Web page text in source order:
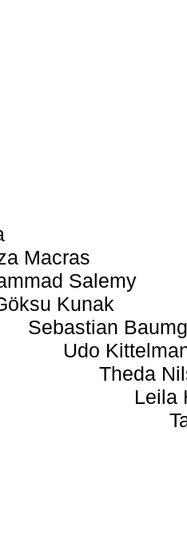
Macras
Salemy
Kunak
Sebastian
Udo
Theda
Leila